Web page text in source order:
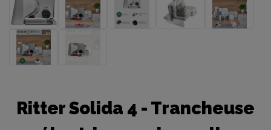
Ritter Solida 4 - Trancheuse